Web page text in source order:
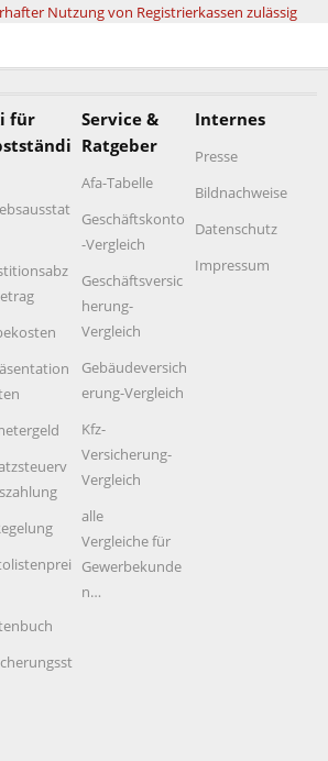
Nutzung von Registrierkassen zulässig
für
Service &
Ratgeber
Afa-Tabelle
Geschäftskonto
-Vergleich
Geschäftsversic
herung-
Vergleich
Gebäudeversich
erung-Vergleich
Kfz-
Versicherung-
Vergleich
alle
Vergleiche für
Gewerbekunde
n…
Internes
Presse
Bildnachweise
Datenschutz
Impressum